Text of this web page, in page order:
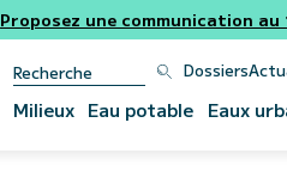
Proposez une communication
Dossiers
Milieux Eau potable Eaux